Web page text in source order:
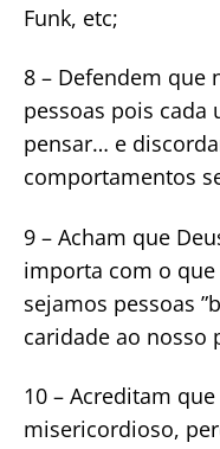
Funk, etc;
8 – Defendem que
pessoas pois
pensar… e
comportamentos
9 – Acham que
importa com o
sejamos pessoas
caridade ao nosso
10 – Acreditam
misericordioso,